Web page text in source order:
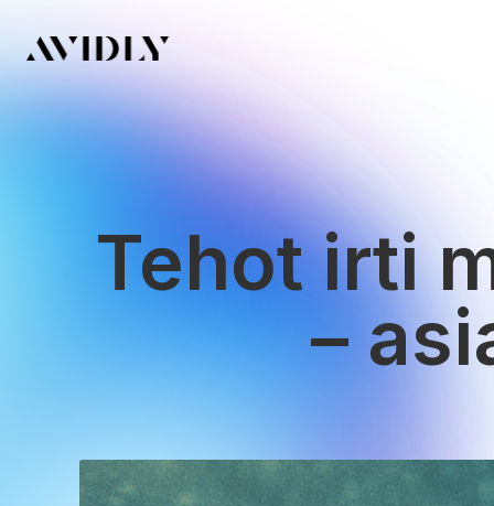
Tehot irti
–